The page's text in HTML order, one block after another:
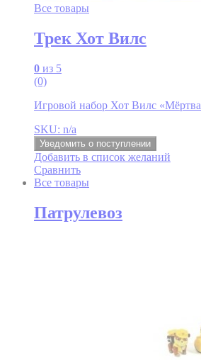
Все товары
Трек Хот Вилс
0 из 5
(0)
Игровой набор Хот Вилс
SKU: n/a
Уведомить о поступлении
Добавить в список желаний
Сравнить
Все товары
Патрулевоз